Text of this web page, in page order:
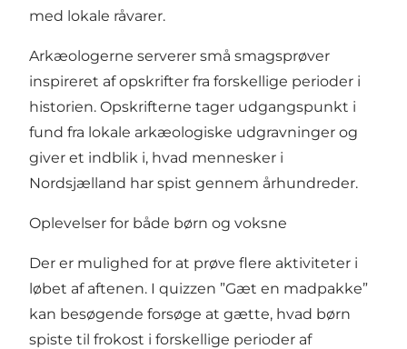
med lokale råvarer.
Arkæologerne serverer små smagsprøver
inspireret af opskrifter fra forskellige perioder i
historien. Opskrifterne tager udgangspunkt i
fund fra lokale arkæologiske udgravninger og
giver et indblik i, hvad mennesker i
Nordsjælland har spist gennem århundreder.
Oplevelser for både børn og voksne
Der er mulighed for at prøve flere aktiviteter i
løbet af aftenen. I quizzen ”Gæt en madpakke”
kan besøgende forsøge at gætte, hvad børn
spiste til frokost i forskellige perioder af